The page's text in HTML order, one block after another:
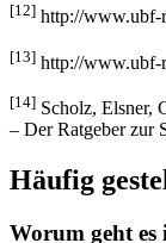
[12] http://www.ubf-
[13] http://www.ubf-
[14] Scholz, Elsner,
– Der Ratgeber zur
Häufig
Worum geht es